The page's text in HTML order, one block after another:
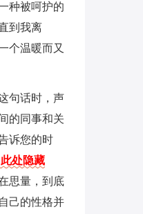
种被呵护的
到我离
个温暖而又
句话时，声
的同事和关
诉您的时
处隐藏
思量，到底
己的性格并